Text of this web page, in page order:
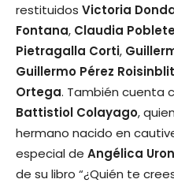
restituidos Victoria
Fontana, Claudia
Pietragalla Corti,
Guillermo Pérez Roisinblit
Ortega. También cuenta
Battistiol Colayago,
hermano nacido en
especial de Angélica
de su libro “¿Quién te